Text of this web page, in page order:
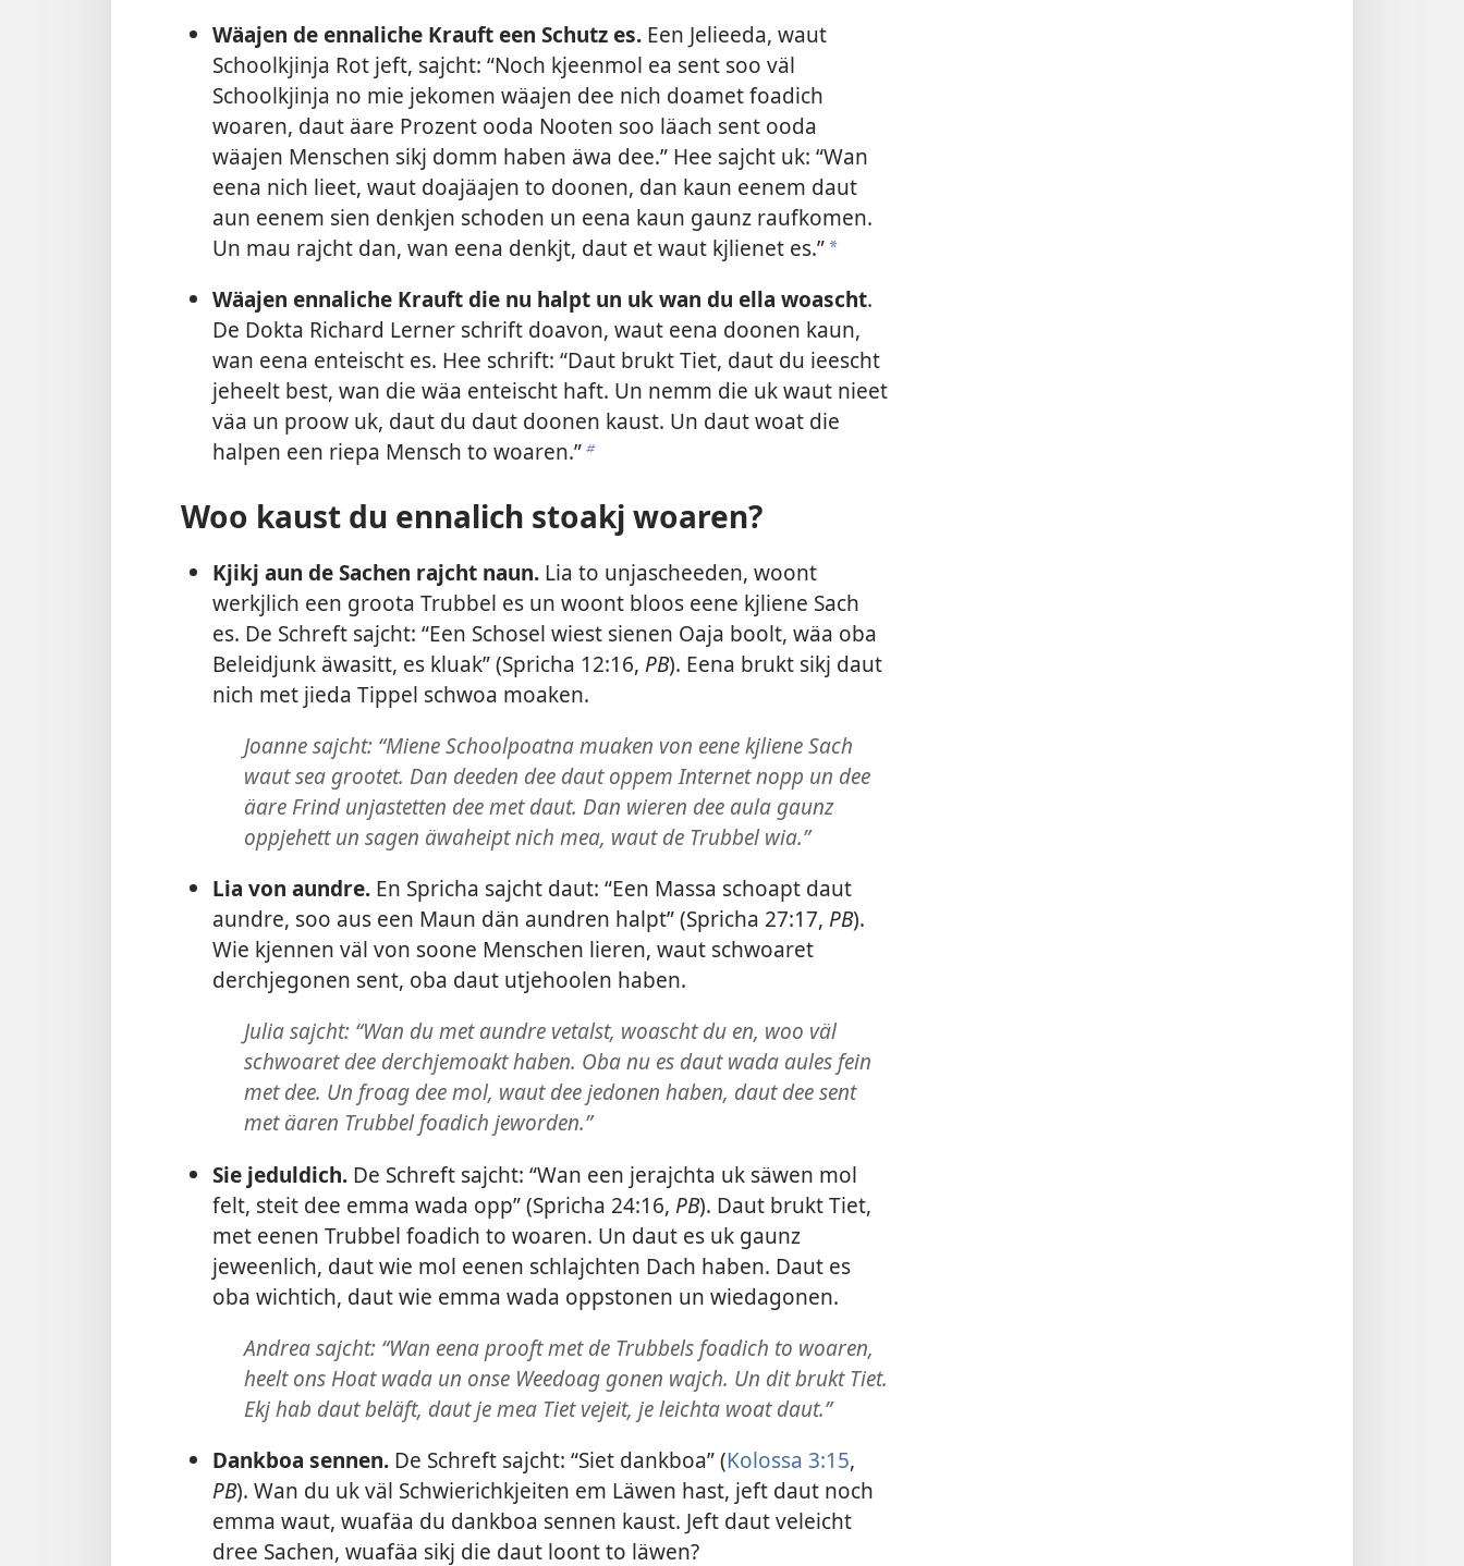
Wäajen de ennaliche Krauft een Schutz es.Een Jelieeda, waut
Schoolkjinja Rot jeft, sajcht: “Noch kjeenmol ea sent soo väl
Schoolkjinja no mie jekomen wäajen dee nich doamet foadich
woaren, daut äare Prozent ooda Nooten soo läach sent ooda
wäajen Menschen sikj domm haben äwa dee.” Hee sajcht uk: “Wan
eena nich lieet, waut doajäajen to doonen, dan kaun eenem daut
aun eenem sien denkjen schoden un eena kaun gaunz raufkomen.
Un mau rajcht dan, wan eena denkjt, daut et waut kjlienet es.”a
Wäajen ennaliche Krauft die nu halpt un uk wan du ella woascht.
De Dokta Richard Lerner schrift doavon, waut eena doonen kaun,
wan eena enteischt es. Hee schrift: “Daut brukt Tiet, daut du ieescht
jeheelt best, wan die wäa enteischt haft. Un nemm die uk waut nieet
väa un proow uk, daut du daut doonen kaust. Un daut woat die
halpen een riepa Mensch to woaren.”b
Woo kaust du ennalich stoakj woaren?
Kjikj aun de Sachen rajcht naun.Lia to unjascheeden, woont
werkjlich een groota Trubbel es un woont bloos eene kjliene Sach
es. De Schreft sajcht: “Een Schosel wiest sienen Oaja boolt, wäa oba
Beleidjunk äwasitt, es kluak” (Spricha 12:16, PB). Eena brukt sikj daut
nich met jieda Tippel schwoa moaken.
Joanne sajcht: “Miene Schoolpoatna muaken von eene kjliene Sach
waut sea grootet. Dan deeden dee daut oppem Internet nopp un dee
äare Frind unjastetten dee met daut. Dan wieren dee aula gaunz
oppjehett un sagen äwaheipt nich mea, waut de Trubbel wia.”
Lia von aundre.En Spricha sajcht daut: “Een Massa schoapt daut
aundre, soo aus een Maun dän aundren halpt” (Spricha 27:17, PB).
Wie kjennen väl von soone Menschen lieren, waut schwoaret
derchjegonen sent, oba daut utjehoolen haben.
Julia sajcht: “Wan du met aundre vetalst, woascht du en, woo väl
schwoaret dee derchjemoakt haben. Oba nu es daut wada aules fein
met dee. Un froag dee mol, waut dee jedonen haben, daut dee sent
met äaren Trubbel foadich jeworden.”
Sie jeduldich.De Schreft sajcht: “Wan een jerajchta uk säwen mol
felt, steit dee emma wada opp” (Spricha 24:16, PB). Daut brukt Tiet,
met eenen Trubbel foadich to woaren. Un daut es uk gaunz
jeweenlich, daut wie mol eenen schlajchten Dach haben. Daut es
oba wichtich, daut wie emma wada oppstonen un wiedagonen.
Andrea sajcht: “Wan eena prooft met de Trubbels foadich to woaren,
heelt ons Hoat wada un onse Weedoag gonen wajch. Un dit brukt Tiet.
Ekj hab daut beläft, daut je mea Tiet vejeit, je leichta woat daut.”
Dankboa sennen.De Schreft sajcht: “Siet dankboa” (Kolossa 3:15,
PB). Wan du uk väl Schwierichkjeiten em Läwen hast, jeft daut noch
emma waut, wuafäa du dankboa sennen kaust. Jeft daut veleicht
dree Sachen, wuafäa sikj die daut loont to läwen?